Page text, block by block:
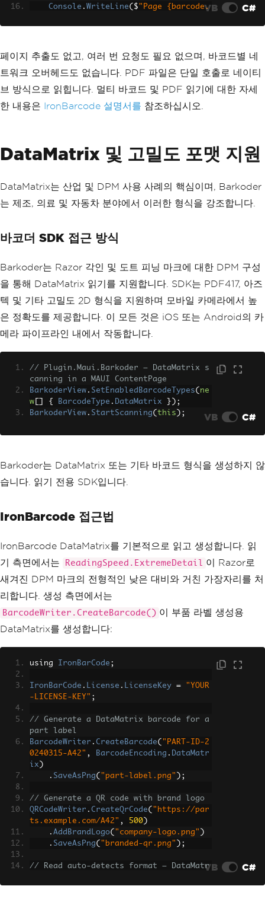
Console . WriteLine( $ "Page {barcode.VB C#
페이지 추출도 없고, 여러 번 요청도 필요 없으며, 바코드별 네
트워크 오버헤드도 없습니다. PDF 파일은 단일 호출로 네이티
브 방식으로 읽힙니다. 멀티 바코드 및 PDF 읽기에 대한 자세
한 내용은 IronBarcode 설명서를 참조하십시오.
DataMatrix 및 고밀도 포맷 지원
DataMatrix는 산업 및 DPM 사용 사례의 핵심이며, Barkoder
는 제조, 의료 및 자동차 분야에서 이러한 형식을 강조합니다.
바코더 SDK 접근 방식
Barkoder는 Razor 각인 및 도트 피닝 마크에 대한 DPM 구성
을 통해 DataMatrix 읽기를 지원합니다. SDK는 PDF417, 아즈
텍 및 기타 고밀도 2D 형식을 지원하며 모바일 카메라에서 높
은 정확도를 제공합니다. 이 모든 것은 iOS 또는 Android의 카
메라 파이프라인 내에서 작동합니다.
// Plugin.Maui.Barkoder — DataMatrix s
canning in a MAUI ContentPage
BarkoderView . SetEnabledBarcodeTypes( ne
w
{ BarcodeType . DataMatrix
});
BarkoderView . StartScanning( this ); VB C#
Barkoder는 DataMatrix 또는 기타 바코드 형식을 생성하지 않
습니다. 읽기 전용 SDK입니다.
IronBarcode 접근법
IronBarcode DataMatrix를 기본적으로 읽고 생성합니다. 읽
기 측면에서는
ReadingSpeed.ExtremeDetail
이 Razor로
새겨진 DPM 마크의 전형적인 낮은 대비와 거친 가장자리를 처
리합니다. 생성 측면에서는
BarcodeWriter.CreateBarcode() 이 부품 라벨 생성용
DataMatrix를 생성합니다:
using IronBarCode ;
IronBarCode . License . LicenseKey =
"YOUR
-LICENSE-KEY" ;
// Generate a DataMatrix barcode for a
part label
BarcodeWriter . CreateBarcode( "PART-ID-2
0240315-A42" , BarcodeEncoding . DataMatr
ix )
. SaveAsPng( "part-label.png" );
// Generate a QR code with brand logo
QRCodeWriter . CreateQrCode( "https://par
ts.example.com/A42" , 500 )
. AddBrandLogo( "company-logo.png" )
. SaveAsPng( "branded-qr.png" );
// Read auto-detects format — DataMatrVB C#